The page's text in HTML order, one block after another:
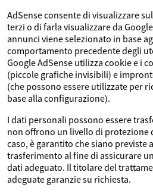
AdSense consente di visualizzare
terzi o di farla visualizzare da
annunci viene selezionato in base
comportamento precedente degli
Google AdSense utilizza cookie e i
(piccole grafiche invisibili) e
(che possono essere utilizzate per
base alla configurazione).
I dati personali possono essere
non offrono un livello di protezione
caso, è garantito che siano previste
trasferimento al fine di assicurare
dati adeguato. Il titolare del
adeguate garanzie su richiesta.